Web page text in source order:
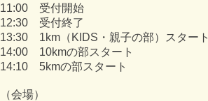
11:00 受付開始
12:30 受付終了
13:30 1km（ KIDS・親子の部）スタート
14:00 10kmの部スタート
14:10 5kmの部スタート
（会場）